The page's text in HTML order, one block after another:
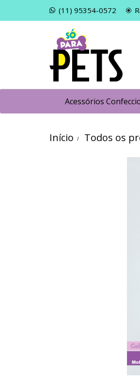
(11) 95354-0572
Acessórios
Início Todos os